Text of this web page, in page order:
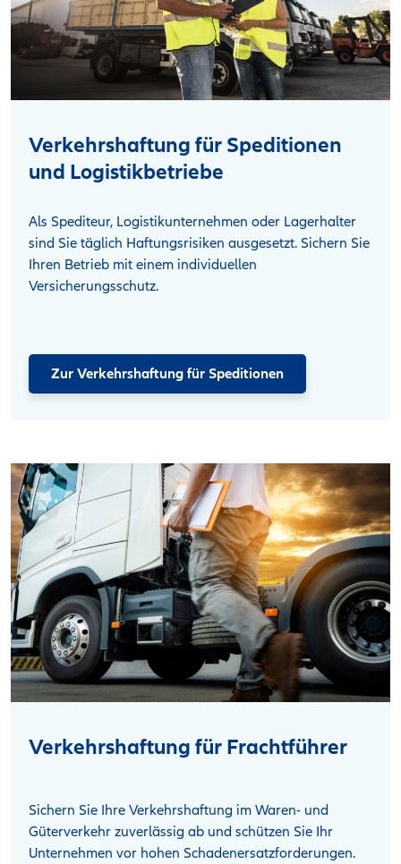
Verkehrshaftung für Speditionen
und Logistikbetriebe
Als Spediteur, Logistikunternehmen oder Lagerhalter
sind Sie täglich Haftungsrisiken ausgesetzt. Sichern Sie
Ihren Betrieb mit einem individuellen
Versicherungsschutz.
Zur Verkehrshaftung für Speditionen
Verkehrshaftung für Frachtführer
Sichern Sie Ihre Verkehrshaftung im Waren- und
Güterverkehr zuverlässig ab und schützen Sie Ihr
Unternehmen vor hohen Schadenersatzforderungen.